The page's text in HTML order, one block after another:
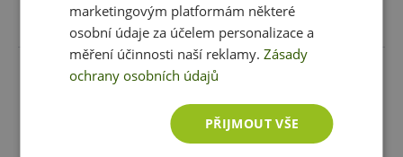
Vybrat variantu Vybrat variantu
marketingovým platformám některé
osobní údaje za účelem personalizace a
měření účinnosti naší reklamy.Zásady
ochrany osobních údajů
PŘIJMOUT VŠE